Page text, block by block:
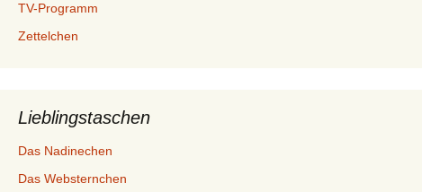
TV-Programm
Zettelchen
Lieblingstaschen
Das Nadinechen
Das Websternchen